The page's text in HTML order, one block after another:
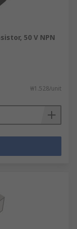
50 V NPN
₩1.528/unit